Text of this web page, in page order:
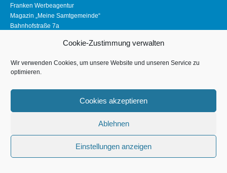
Cookie-Zustimmung verwalten
Wir verwenden Cookies, um unsere Website und unseren Service zu
optimieren.
Cookies akzeptieren
Ablehnen
Einstellungen anzeigen
Franken Werbeagentur
Magazin „Meine Samtgemeinde“
Bahnhofstraße 7a
Telefon 04163 8390281
Links:
www.franken-werbeagentur.de
Datenschutzerklärung